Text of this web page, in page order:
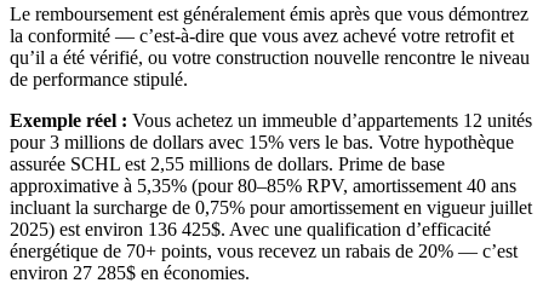
Le remboursement est généralement émis après que vous démontrez
la conformité — c’est-à-dire que vous avez achevé votre retrofit et
qu’il a été vérifié, ou votre construction nouvelle rencontre le niveau
de performance stipulé.
Exemple réel : Vous achetez un immeuble d’appartements 12 unités
pour 3 millions de dollars avec 15% vers le bas. Votre hypothèque
assurée SCHL est 2,55 millions de dollars. Prime de base
approximative à 5,35% (pour 80–85% RPV, amortissement 40 ans
incluant la surcharge de 0,75% pour amortissement en vigueur juillet
2025) est environ 136 425$. Avec une qualification d’efficacité
énergétique de 70+ points, vous recevez un rabais de 20% — c’est
environ 27 285$ en économies.